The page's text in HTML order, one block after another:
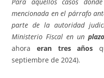
mencionada en el párrafo
parte de la autoridad
Ministerio Fiscal en un
ahora eran tres años
septiembre de 2024).